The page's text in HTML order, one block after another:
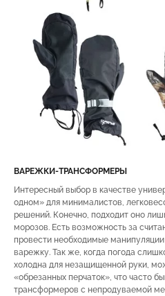
ВАРЕЖКИ-ТРАНСФОРМЕРЫ
Интересный выбор в качестве
одном» для минималистов,
решений. Конечно, подходит оно
морозов. Есть возможность за
провести необходимые манипуляции
варежку. Так же, когда погода
холодна для незащищенной руки,
«обрезанных перчаток», что часто
трансформеров с непродуваемой